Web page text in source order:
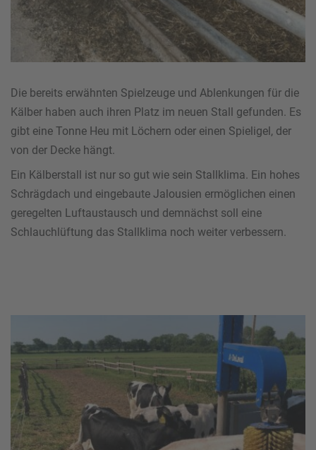
Die bereits erwähnten Spielzeuge und Ablenkungen für die
Kälber haben auch ihren Platz im neuen Stall gefunden. Es
gibt eine Tonne Heu mit Löchern oder einen Spieligel, der
von der Decke hängt.
Ein Kälberstall ist nur so gut wie sein Stallklima. Ein hohes
Schrägdach und eingebaute Jalousien ermöglichen einen
geregelten Luftaustausch und demnächst soll eine
Schlauchlüftung das Stallklima noch weiter verbessern.